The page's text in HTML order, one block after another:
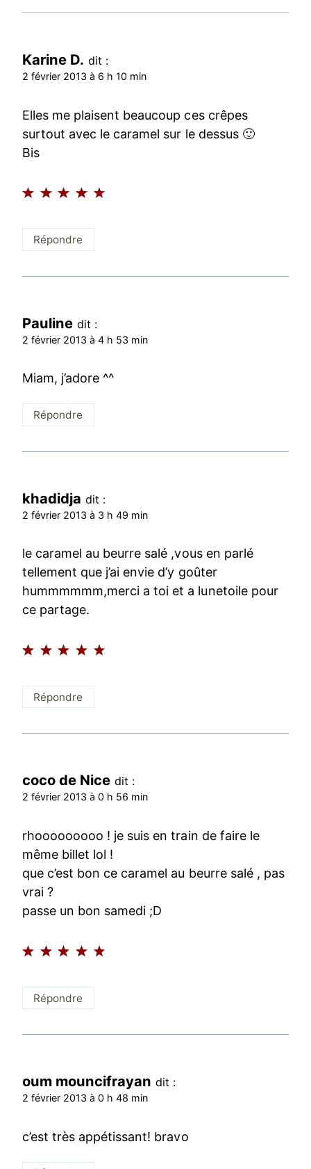
Karine D. dit :
2 février 2013 à 6 h 10 min
Elles me plaisent beaucoup ces crêpes
surtout avec le caramel sur le dessus 🙂
Bis
Répondre
Pauline dit :
2 février 2013 à 4 h 53 min
Miam, j’adore ^^
Répondre
khadidja dit :
2 février 2013 à 3 h 49 min
le caramel au beurre salé ,vous en parlé
tellement que j’ai envie d’y goûter
hummmmmm,merci a toi et a lunetoile pour
ce partage.
Répondre
coco de Nice dit :
2 février 2013 à 0 h 56 min
rhooooooooo ! je suis en train de faire le
même billet lol !
que c’est bon ce caramel au beurre salé , pas
vrai ?
passe un bon samedi ;D
Répondre
oum mouncifrayan dit :
2 février 2013 à 0 h 48 min
c’est très appétissant! bravo